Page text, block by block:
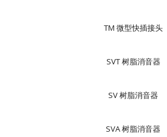
TM 微型快插接头
SVT 树脂消音器
SV 树脂消音器
SVA 树脂消音器